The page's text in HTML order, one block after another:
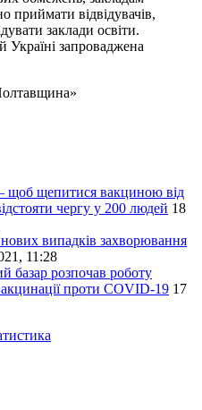
приймати відвідувачів,
заклади освіти.
Україні запроваджена
щепитися вакциною від
чергу у 200 людей 18
випадків захворювання
11:28
базар розпочав роботу
проти COVID-19 17